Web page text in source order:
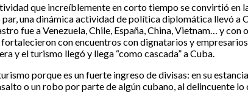
que increíblemente en corto tiempo se convirtió en
una dinámica actividad de política diplomática llevó a
fue a Venezuela, Chile, España, China, Vietnam… y con
con encuentros con dignatarios y empresarios
y el turismo llegó y llega “como cascada” a Cuba.
porque es un fuerte ingreso de divisas: en su
o un robo por parte de algún cubano, al delincuente lo